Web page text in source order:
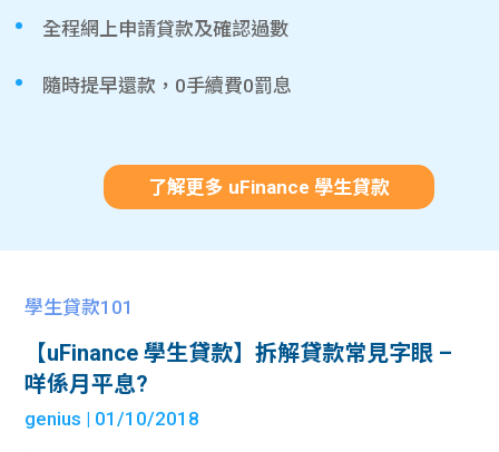
全程網上申請貸款及確認過數
隨時提早還款，0手續費0罰息
了解更多 uFinance 學生貸款
學生貸款101
【uFinance 學生貸款】拆解貸款常見字眼 –
咩係月平息?
genius | 01/10/2018